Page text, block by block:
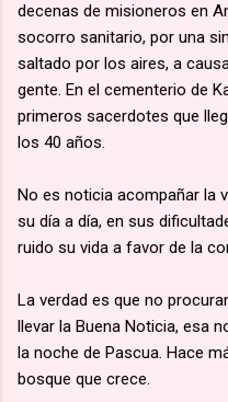
decenas de misioneros en
socorro sanitario, por una
saltado por los aires, a
gente. En el cementerio de
primeros sacerdotes que
los 40 años.
No es noticia acompañar la
su día a día, en sus
ruido su vida a favor de la
La verdad es que no
llevar la Buena Noticia, esa
la noche de Pascua. Hace
bosque que crece.